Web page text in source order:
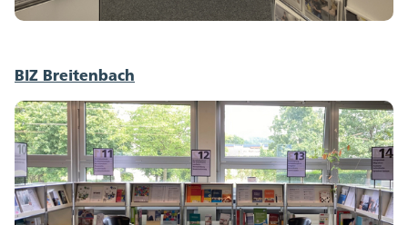
BIZ Breitenbach